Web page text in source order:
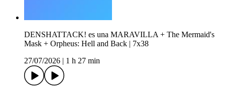
DENSHATTACK! es una MARAVILLA + The Mermaid's
Mask + Orpheus: Hell and Back | 7x38
27/07/2026
1 h 27 min